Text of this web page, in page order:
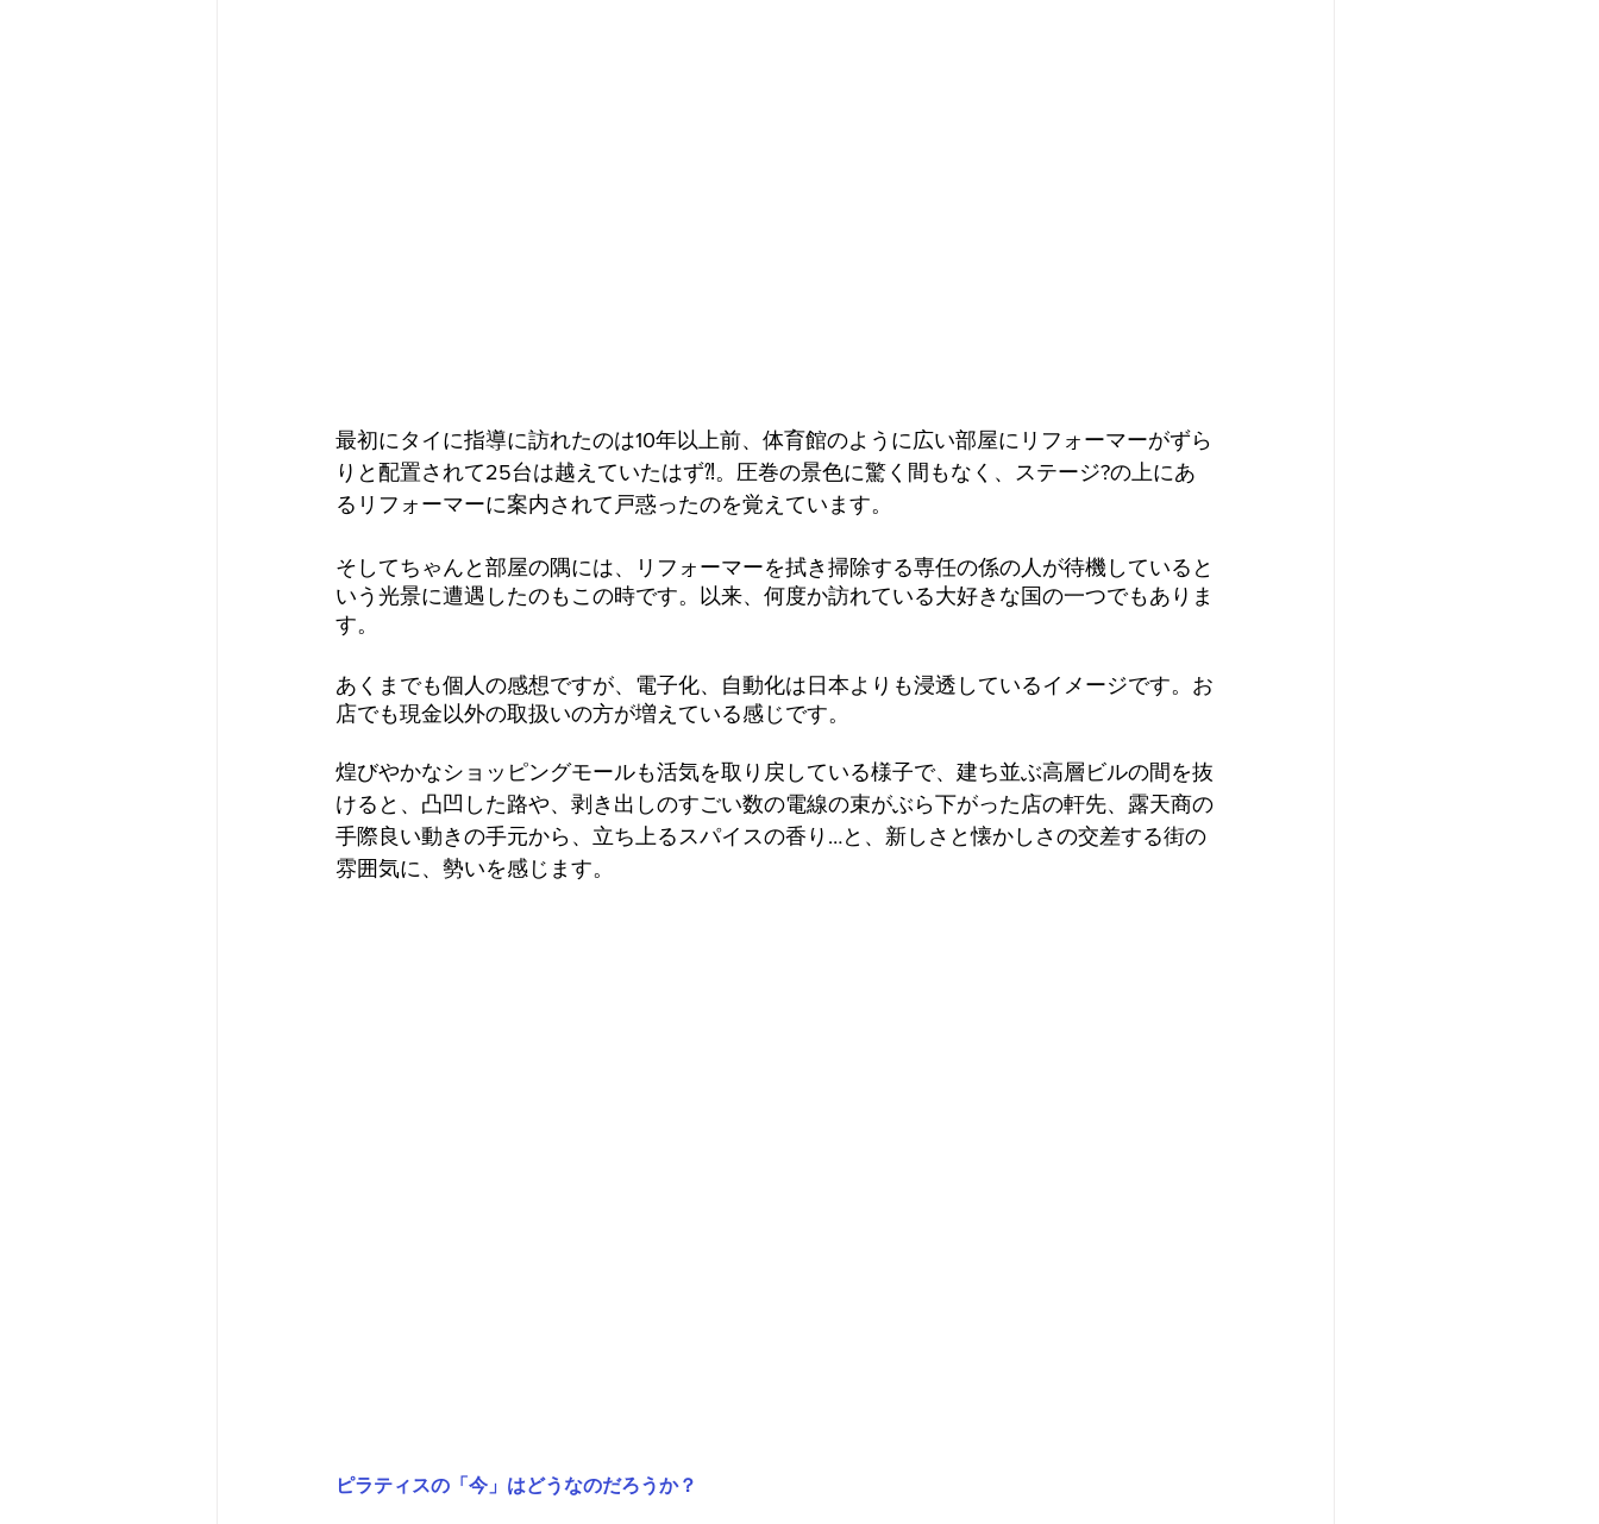
最初にタイに指導に訪れたのは10年以上前、体育館のように広い部屋にリフォーマーがずら
りと配置されて25台は越えていたはず⁈。圧巻の景色に驚く間もなく、ステージ?の上にあ
るリフォーマーに案内されて戸惑ったのを覚えています。
そしてちゃんと部屋の隅には、リフォーマーを拭き掃除する専任の係の人が待機していると
いう光景に遭遇したのもこの時です。以来、何度か訪れている大好きな国の一つでもありま
す。
あくまでも個人の感想ですが、電子化、自動化は日本よりも浸透しているイメージです。お
店でも現金以外の取扱いの方が増えている感じです。
煌びやかなショッピングモールも活気を取り戻している様子で、建ち並ぶ高層ビルの間を抜
けると、凸凹した路や、剥き出しのすごい数の電線の束がぶら下がった店の軒先、露天商の
手際良い動きの手元から、立ち上るスパイスの香り…と、新しさと懐かしさの交差する街の
雰囲気に、勢いを感じます。
ピラティスの「今」はどうなのだろうか？